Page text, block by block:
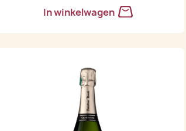
In winkelwagen